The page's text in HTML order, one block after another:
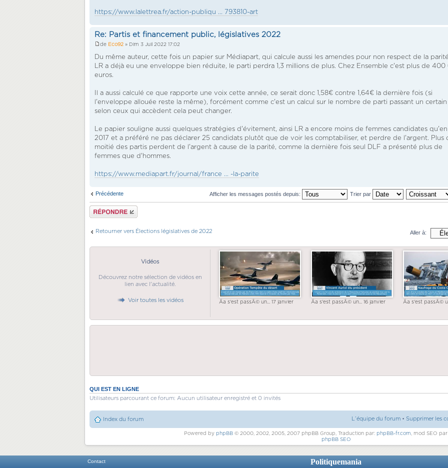
https://www.lalettrea.fr/action-publiqu ... 793810-art
Re: Partis et financement public, législatives 2022
de Eco92 » Dim 3 Juil 2022 17:02
Du même auteur, cette fois un papier sur Médiapart, qui calcule aussi les amendes pour non respect de la
LR a déjà eu une enveloppe bien réduite, le parti perdra 1,3 millions de plus. Chez Ensemble c'est plus de
euros.
Il a aussi calculé ce que rapporte une voix cette année, ce serait donc 1,58€ contre 1,64€ la dernière fois (si
l'enveloppe allouée reste la même), forcément comme c'est un calcul sur le nombre de parti passant un certain
selon ceux qui accèdent cela peut changer.
Le papier souligne aussi quelques stratégies d'évitement, ainsi LR a encore moins de femmes candidates qu'en
2017 et a préféré ne pas déclarer 25 candidats plutôt que de voir les comptabiliser, et perdre de l'argent. Plus
moitié des partis perdent de l'argent à cause de la parité, comme la dernière fois seul DLF a présenté plus de
femmes que d'hommes.
https://www.mediapart.fr/journal/france ... -la-parite
Précédente Afficher les messages postés depuis: Trier par
Répondre
Retourner vers Élections législatives de 2022 Aller à:
Vidéos
Découvrez notre sélection de vidéos en
lien avec l'actualité.
Voir toutes les vidéos Ãa s'est passÃ© un... 17 janvier Ãa s'est passÃ© un... 16 janvier Ãa s'est passÃ©
QUI EST EN LIGNE
Utilisateurs parcourant ce forum: Aucun utilisateur enregistré et 0 invités
Index du forum L’équipe du forum • Supprimer les
Powered by phpBB© 2000, 2002, 2005, 2007 phpBB Group, Traduction par: phpBB-fr.com , mod SEO par
phpBB SEO
Contact
Politiquemania